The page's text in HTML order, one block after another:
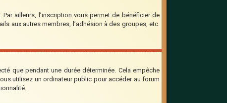
ailleurs, l’inscription vous permet de bénéficier de
aux autres membres, l’adhésion à des groupes, etc.
que pendant une durée déterminée. Cela empêche
utilisez un ordinateur public pour accéder au forum